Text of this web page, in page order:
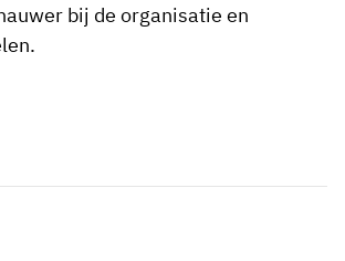
bij de organisatie en